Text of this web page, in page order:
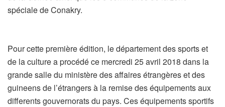
spéciale de Conakry.
Pour cette première édition, le département des sports et
de la culture a procédé ce mercredi 25 avril 2018 dans la
grande salle du ministère des affaires étrangères et des
guineens de l’étrangers à la remise des équipements aux
differents gouvernorats du pays. Ces équipements sportifs